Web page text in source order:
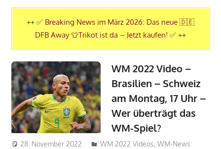
WM
++ ✅ Breaking News im März 2026: Das neue 🇩🇪
DFB Away 👕Trikot ist da – Jetzt kaufen! ✅ ++
WM 2022 Video –
Brasilien – Schweiz
am Montag, 17 Uhr –
Wer überträgt das
WM-Spiel?
28. November 2022 admin_wm2022
WM 2022 Videos,WM-News